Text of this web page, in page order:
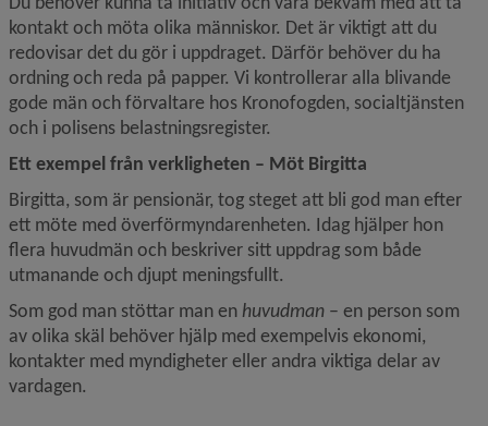
kontakt och möta olika människor. Det är viktigt att du
redovisar det du gör i uppdraget. Därför behöver du ha
ordning och reda på papper. Vi kontrollerar alla blivande
gode män och förvaltare hos Kronofogden, socialtjänsten
och i polisens belastningsregister.
Ett exempel från verkligheten – Möt Birgitta
Birgitta, som är pensionär, tog steget att bli god man efter
ett möte med överförmyndarenheten. Idag hjälper hon
flera huvudmän och beskriver sitt uppdrag som både
utmanande och djupt meningsfullt.
Som god man stöttar man en huvudman – en person som
av olika skäl behöver hjälp med exempelvis ekonomi,
kontakter med myndigheter eller andra viktiga delar av
vardagen.